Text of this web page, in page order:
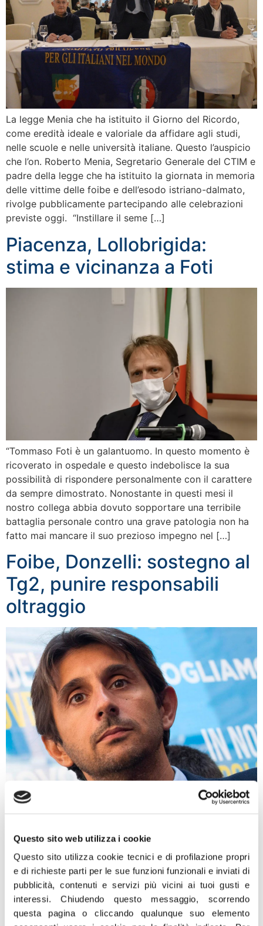
Questo sito web utilizza i cookie
Questo sito utilizza cookie tecnici e di profilazione propri
e di richieste parti per le sue funzioni funzionali e inviati di
pubblicità, contenuti e servizi più vicini ai tuoi gusti e
interessi.Chiudendo questo messaggio, scorrendo
questa pagina o cliccando qualunque suo elemento
La legge Menia che ha istituito il Giorno del Ricordo,
come eredità ideale e valoriale da affidare agli studi,
nelle scuole e nelle università italiane. Questo l’auspicio
che l’on. Roberto Menia, Segretario Generale del CTIM e
padre della legge che ha istituito la giornata in memoria
delle vittime delle foibe e dell’esodo istriano-dalmato,
rivolge pubblicamente partecipando alle celebrazioni
previste oggi. “Instillare il seme […]
Piacenza, Lollobrigida:
stima e vicinanza a Foti
“Tommaso Foti è un galantuomo. In questo momento è
ricoverato in ospedale e questo indebolisce la sua
possibilità di rispondere personalmente con il carattere
da sempre dimostrato. Nonostante in questi mesi il
nostro collega abbia dovuto sopportare una terribile
battaglia personale contro una grave patologia non ha
fatto mai mancare il suo prezioso impegno nel […]
Foibe, Donzelli: sostegno al
Tg2, punire responsabili
oltraggio
“Il negazionismo sulle Foibe è arrivato persino a colpire i
tragedia con la quale una certa parte politica fa ancora
fatica a fare i conti. Esprimiamo la nostra solidarietà e il
nostro sostegno al Tg2, sul quale profilo Twitter
l’annuncio dello speciale sulle Foibe è stato […]
Foibe, Meloni: solidarietà a